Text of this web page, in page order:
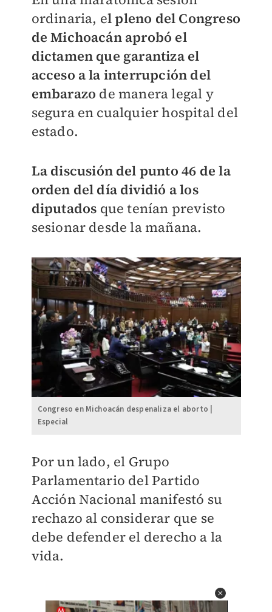
ordinaria, el pleno del Congreso
de Michoacán aprobó el
dictamen que garantiza el
acceso a la interrupción del
embarazo de manera legal y
segura en cualquier hospital del
estado.
La discusión del punto 46 de la
orden del día dividió a los
diputados que tenían previsto
sesionar desde la mañana.
Congreso en Michoacán despenaliza el aborto |
Especial
Por un lado, el Grupo
Parlamentario del Partido
Acción Nacional manifestó su
rechazo al considerar que se
debe defender el derecho a la
vida.